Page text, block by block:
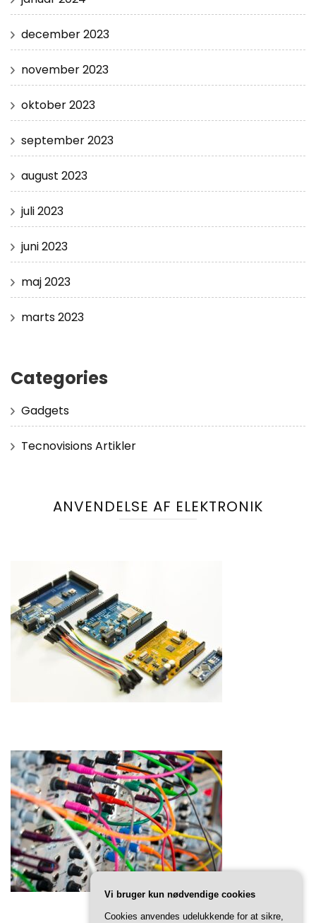
december 2023
november 2023
oktober 2023
september 2023
august 2023
juli 2023
juni 2023
maj 2023
marts 2023
Categories
Gadgets
Tecnovisions Artikler
ANVENDELSE AF ELEKTRONIK
Vi bruger kun nødvendige cookies
Cookies anvendes udelukkende for at sikre,